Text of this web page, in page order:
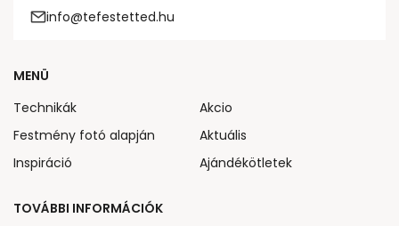
info@tefestetted.hu
MENÜ
Technikák
Festmény fotó alapján
Inspiráció
Akcio
Aktuális
Ajándékötletek
TOVÁBBI INFORMÁCIÓK